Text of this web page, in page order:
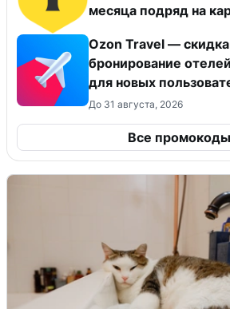
месяца подряд на
Ozon Travel —
бронирование
для новых
До 31 августа, 2026
Все промокоды